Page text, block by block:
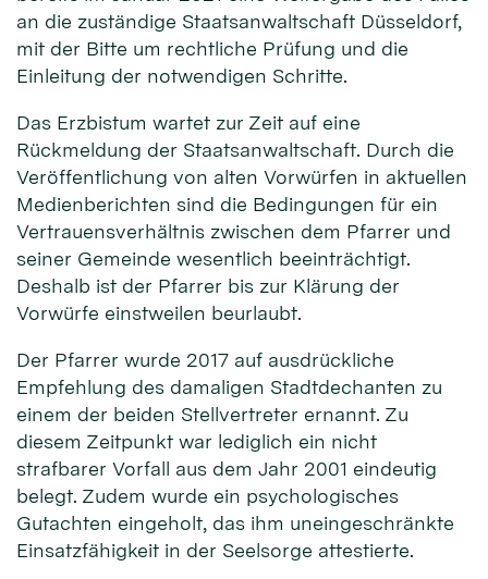
an die zuständige Staatsanwaltschaft Düsseldorf,
mit der Bitte um rechtliche Prüfung und die
Einleitung der notwendigen Schritte.
Das Erzbistum wartet zur Zeit auf eine
Rückmeldung der Staatsanwaltschaft. Durch die
Veröffentlichung von alten Vorwürfen in aktuellen
Medienberichten sind die Bedingungen für ein
Vertrauensverhältnis zwischen dem Pfarrer und
seiner Gemeinde wesentlich beeinträchtigt.
Deshalb ist der Pfarrer bis zur Klärung der
Vorwürfe einstweilen beurlaubt.
Der Pfarrer wurde 2017 auf ausdrückliche
Empfehlung des damaligen Stadtdechanten zu
einem der beiden Stellvertreter ernannt. Zu
diesem Zeitpunkt war lediglich ein nicht
strafbarer Vorfall aus dem Jahr 2001 eindeutig
belegt. Zudem wurde ein psychologisches
Gutachten eingeholt, das ihm uneingeschränkte
Einsatzfähigkeit in der Seelsorge attestierte.